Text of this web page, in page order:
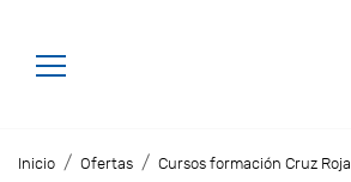
Inicio / Ofertas / Cursos formación Cruz Roja